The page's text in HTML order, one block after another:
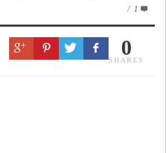
1
/
0
SHARES